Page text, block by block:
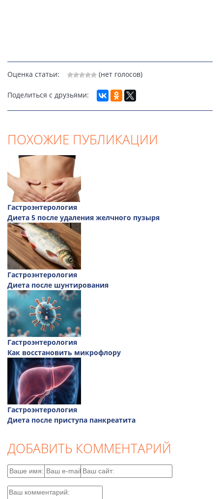
Оценка статьи: (нет голосов)
Поделиться с друзьями:
ПОХОЖИЕ ПУБЛИКАЦИИ
Гастроэнтерология
Диета 5 после удаления желчного пузыря
Гастроэнтерология
Диета после шунтирования
Гастроэнтерология
Как восстановить микрофлору
Гастроэнтерология
Диета после приступа панкреатита
ДОБАВИТЬ КОММЕНТАРИЙ